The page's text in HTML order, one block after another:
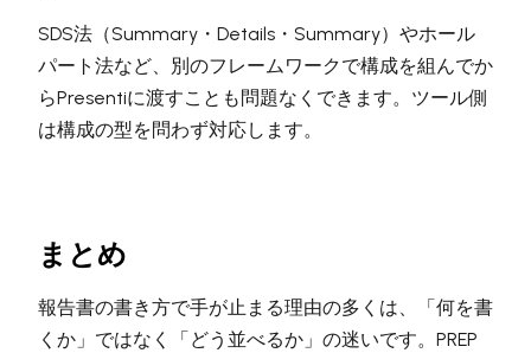
SDS法（Summary・Details・Summary）やホール
パート法など、別のフレームワークで構成を組んでか
らPresentiに渡すことも問題なくできます。ツール側
は構成の型を問わず対応します。
まとめ
報告書の書き方で手が止まる理由の多くは、「何を書
くか」ではなく「どう並べるか」の迷いです。PREP